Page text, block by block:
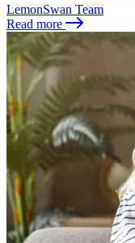
LemonSwan Team
Read more